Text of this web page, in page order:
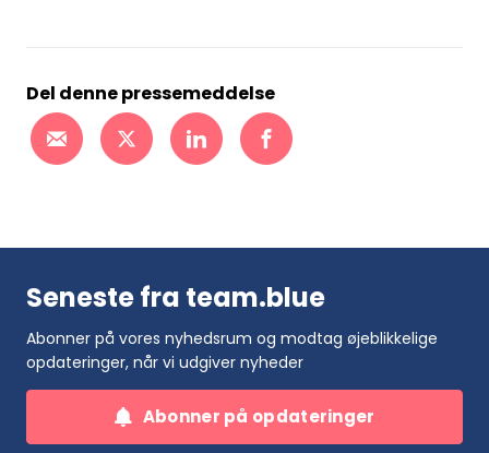
Del denne pressemeddelse
Seneste fra team.blue
Abonner på vores nyhedsrum og modtag øjeblikkelige
opdateringer, når vi udgiver nyheder
Abonner på opdateringer